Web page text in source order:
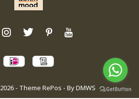
2026- Theme RePos - ByDMWS